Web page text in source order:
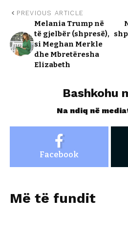
PREVIOUS ARTICLE
Melania Trump në
të gjelbër (shpresë),
si Meghan Merkle
dhe Mbretëresha
Elizabeth
Bashkohu
Na ndiq në
Facebook
Më të fundit